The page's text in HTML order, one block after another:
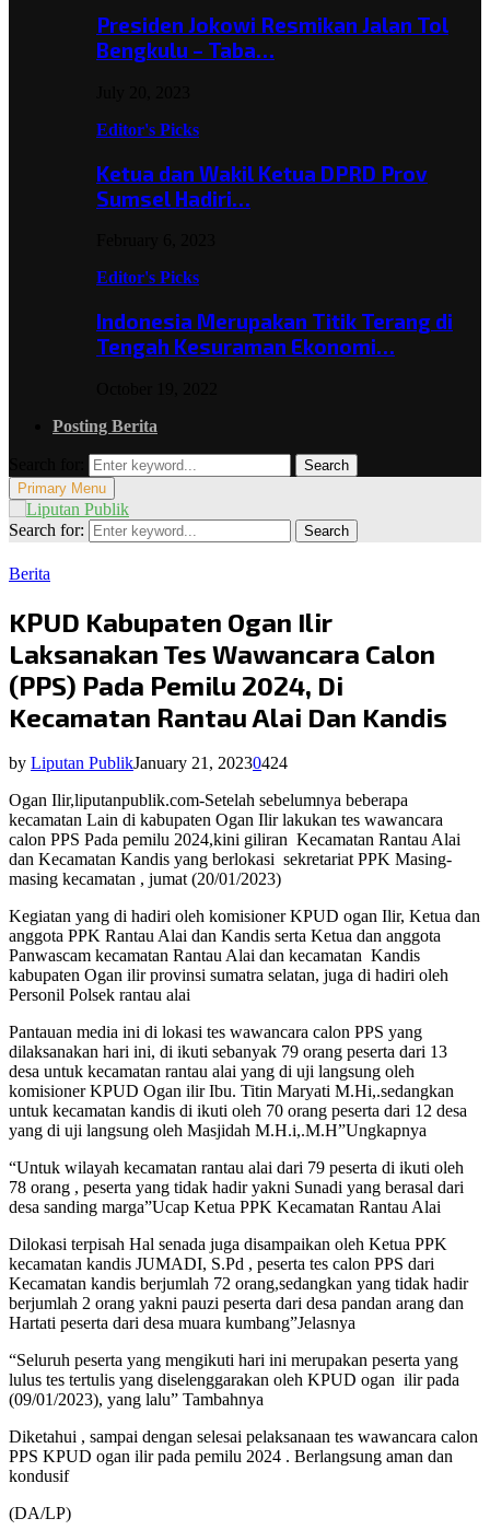
Presiden Jokowi Resmikan Jalan Tol
Bengkulu – Taba…
Editor's Picks
Ketua dan Wakil Ketua DPRD Prov
Sumsel Hadiri…
Editor's Picks
Indonesia Merupakan Titik Terang di
Tengah Kesuraman Ekonomi…
Posting Berita
Search
Primary Menu
Search for: Search
Berita
KPUD Kabupaten Ogan Ilir
Laksanakan Tes Wawancara Calon
(PPS) Pada Pemilu 2024, Di
Kecamatan Rantau Alai Dan Kandis
by Liputan PublikJanuary 21, 20230424
Ogan Ilir,liputanpublik.com-Setelah sebelumnya beberapa
kecamatan Lain di kabupaten Ogan Ilir lakukan tes wawancara
calon PPS Pada pemilu 2024,kini giliran Kecamatan Rantau Alai
dan Kecamatan Kandis yang berlokasi sekretariat PPK Masing-
masing kecamatan , jumat (20/01/2023)
Kegiatan yang di hadiri oleh komisioner KPUD ogan Ilir, Ketua dan
anggota PPK Rantau Alai dan Kandis serta Ketua dan anggota
Panwascam kecamatan Rantau Alai dan kecamatan Kandis
kabupaten Ogan ilir provinsi sumatra selatan, juga di hadiri oleh
Personil Polsek rantau alai
Pantauan media ini di lokasi tes wawancara calon PPS yang
dilaksanakan hari ini, di ikuti sebanyak 79 orang peserta dari 13
desa untuk kecamatan rantau alai yang di uji langsung oleh
komisioner KPUD Ogan ilir Ibu. Titin Maryati M.Hi,.sedangkan
untuk kecamatan kandis di ikuti oleh 70 orang peserta dari 12 desa
yang di uji langsung oleh Masjidah M.H.i,.M.H”Ungkapnya
“Untuk wilayah kecamatan rantau alai dari 79 peserta di ikuti oleh
78 orang , peserta yang tidak hadir yakni Sunadi yang berasal dari
desa sanding marga”Ucap Ketua PPK Kecamatan Rantau Alai
Dilokasi terpisah Hal senada juga disampaikan oleh Ketua PPK
kecamatan kandis JUMADI, S.Pd , peserta tes calon PPS dari
Kecamatan kandis berjumlah 72 orang,sedangkan yang tidak hadir
berjumlah 2 orang yakni pauzi peserta dari desa pandan arang dan
Hartati peserta dari desa muara kumbang”Jelasnya
“Seluruh peserta yang mengikuti hari ini merupakan peserta yang
lulus tes tertulis yang diselenggarakan oleh KPUD ogan ilir pada
(09/01/2023), yang lalu” Tambahnya
Diketahui , sampai dengan selesai pelaksanaan tes wawancara calon
PPS KPUD ogan ilir pada pemilu 2024 . Berlangsung aman dan
kondusif
(DA/LP)